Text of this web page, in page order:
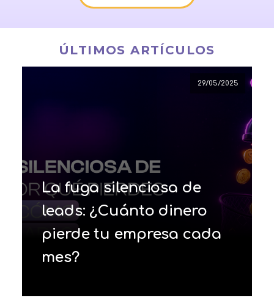
ÚLTIMOS ARTÍCULOS
29/05/2025
La fuga silenciosa de
leads: ¿Cuánto dinero
pierde tu empresa cada
mes?